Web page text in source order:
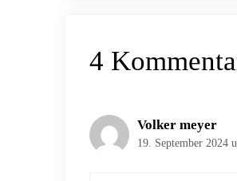
4
Volker meyer
19. September 2024